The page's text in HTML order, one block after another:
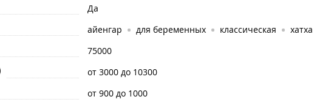
Да
айенгар для беременных классическая
хатха
75000
от 3000 до 10300
от 900 до 1000